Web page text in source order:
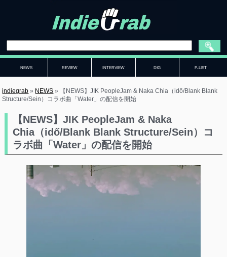
NEWS REVIEW INTERVIEW DIG P-LIST
indiegrab » NEWS »
【NEWS】JIK PeopleJam & Naka Chia（idő/Blank Blank
Structure/Sein）コラボ曲「Water」の配信を開始
【NEWS】JIK PeopleJam & Naka
Chia（idő/Blank Blank Structure/Sein）コ
ラボ曲「Water」の配信を開始